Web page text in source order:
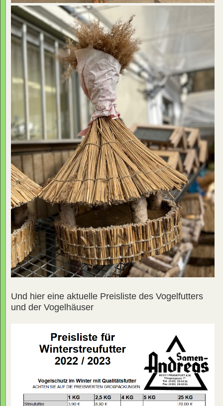
Und hier eine aktuelle Preisliste des Vogelfutters
und der Vogelhäuser